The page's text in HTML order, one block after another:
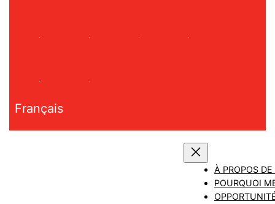
Français
À PROPOS
POURQUOI